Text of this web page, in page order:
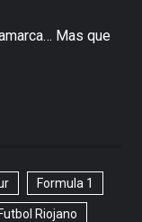
Mas que
Formula 1
Riojano